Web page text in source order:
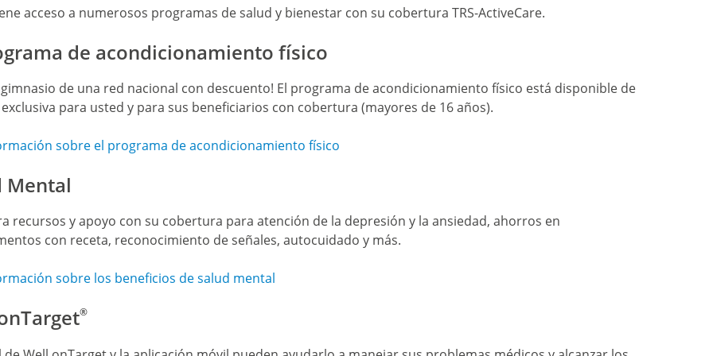
acceso a numerosos programas de salud y bienestar con su cobertura TRS-ActiveCare.
de acondicionamiento físico
gimnasio de una red nacional con descuento! El programa de acondicionamiento físico está disponible de
para usted y para sus beneficiarios con cobertura (mayores de 16 años).
sobre el programa de acondicionamiento físico
Mental
recursos y apoyo con su cobertura para atención de la depresión y la ansiedad, ahorros en
con receta, reconocimiento de señales, autocuidado y más.
sobre los beneficios de salud mental
®